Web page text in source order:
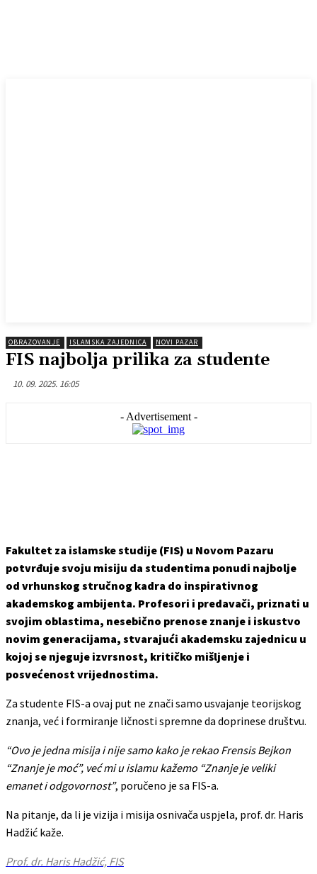
OBRAZOVANJE ISLAMSKA ZAJEDNICA NOVI PAZAR
FIS najbolja prilika za studente
10. 09. 2025. 16:05
- Advertisement -
Fakultet za islamske studije (FIS) u Novom Pazaru
potvrđuje svoju misiju da studentima ponudi najbolje
od vrhunskog stručnog kadra do inspirativnog
akademskog ambijenta. Profesori i predavači, priznati u
svojim oblastima, nesebično prenose znanje i iskustvo
novim generacijama, stvarajući akademsku zajednicu u
kojoj se njeguje izvrsnost, kritičko mišljenje i
posvećenost vrijednostima.
Za studente FIS-a ovaj put ne znači samo usvajanje teorijskog
znanja, već i formiranje ličnosti spremne da doprinese društvu.
“Ovo je jedna misija i nije samo kako je rekao Frensis Bejkon
“Znanje je moć”, već mi u islamu kažemo “Znanje je veliki
emanet i odgovornost”, poručeno je sa FIS-a.
Na pitanje, da li je vizija i misija osnivača uspjela, prof. dr. Haris
Hadžić kaže.
Prof. dr. Haris Hadžić, FIS